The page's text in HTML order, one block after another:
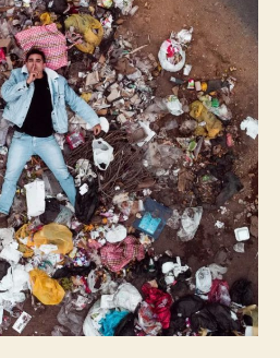
节，
垃
圾
分
类
是
一
场
持
久
战